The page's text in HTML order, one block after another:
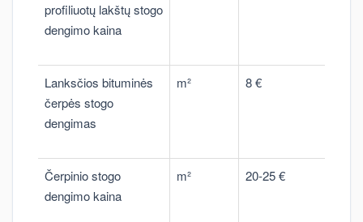
profiliuotų lakštų stogo
dengimo kaina
Lanksčios bituminės
čerpės stogo
dengimas
m² 8 €
Čerpinio stogo
dengimo kaina
m² 20-25 €